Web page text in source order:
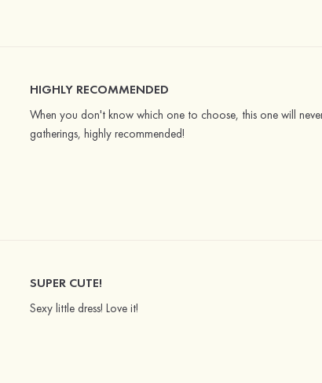
HIGHLY RECOMMENDED
When you don't know which one to choose, this one will
gatherings, highly recommended!
SUPER CUTE!
Sexy little dress! Love it!